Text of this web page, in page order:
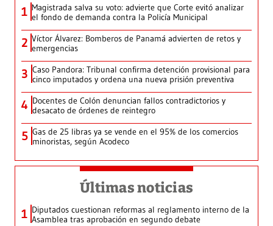
1 Magistrada salva su voto: advierte que Corte evitó analizar
el fondo de demanda contra la Policía Municipal
2 Víctor Álvarez: Bomberos de Panamá advierten de retos y
emergencias
3 Caso Pandora: Tribunal confirma detención provisional para
cinco imputados y ordena una nueva prisión preventiva
4 Docentes de Colón denuncian fallos contradictorios y
desacato de órdenes de reintegro
5 Gas de 25 libras ya se vende en el 95% de los comercios
minoristas, según Acodeco
Últimas noticias
1 Diputados cuestionan reformas al reglamento interno de la
Asamblea tras aprobación en segundo debate